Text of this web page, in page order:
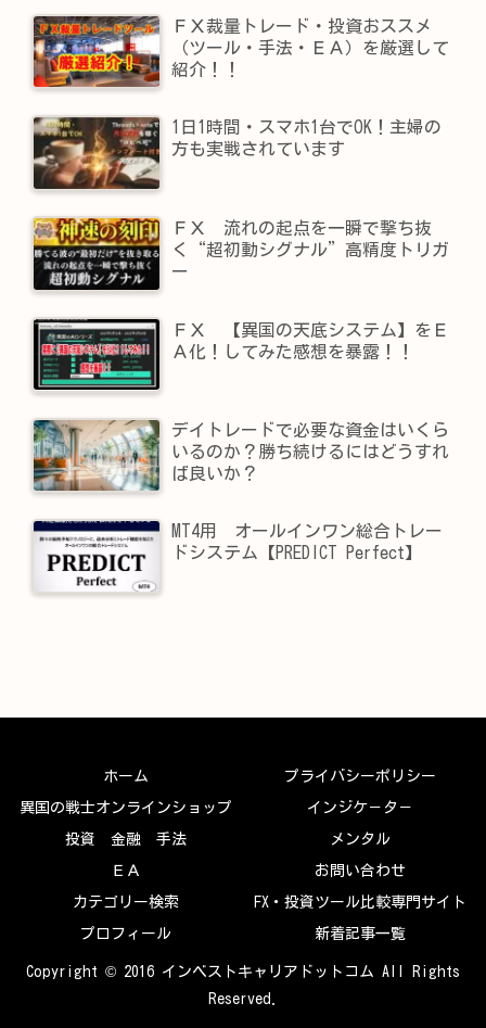
ＦＸ裁量トレード・投資おススメ
（ツール・手法・ＥＡ）を厳選して
紹介！！
1日1時間・スマホ1台でOK！主婦の
方も実戦されています
ＦＸ 流れの起点を一瞬で撃ち抜
く“超初動シグナル”高精度トリガ
ー
ＦＸ 【異国の天底システム】をＥ
Ａ化！してみた感想を暴露！！
デイトレードで必要な資金はいくら
いるのか？勝ち続けるにはどうすれ
ば良いか？
MT4用 オールインワン総合トレー
ドシステム【PREDICT Perfect】
ホーム プライバシーポリシー
異国の戦士オンラインショップ インジケ－タ－
投資 金融 手法 メンタル
ＥＡ お問い合わせ
カテゴリー検索 FX・投資ツール比較専門サイト
プロフィール 新着記事一覧
Copyright © 2016 インベストキャリアドットコム All Rights
Reserved.